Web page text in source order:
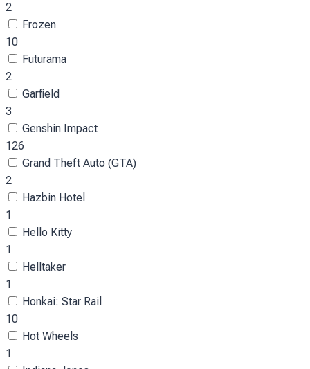
2
Frozen
10
Futurama
2
Garfield
3
Genshin Impact
126
Grand Theft Auto (GTA)
2
Hazbin Hotel
1
Hello Kitty
1
Helltaker
1
Honkai: Star Rail
10
Hot Wheels
1